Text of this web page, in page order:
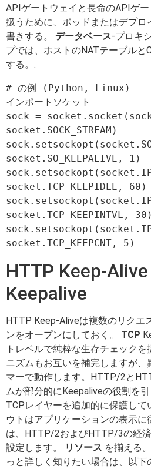
APIゲートウェイと長命のAPIゲ
扱うために、ポッドまたはデプロ
書きする。 データベース-プロキ
プでは、ホストのNATテーブルと
する。.
# の例 (Python, Linux)
インポートソケット
sock =
socket.SOCK_STREAM)
socket.SO_KEEPALIVE, 1)
socket.TCP_KEEPIDLE, 60)
socket.TCP_KEEPINTVL, 30)
HTTP Keep-
Keepalive
HTTP Keep-Aliveは複数のリクエ
ンをオープンにしておく。 TCP
トレベルで純粋な生存チェック
ニズムもお互いを補完しますが、
マーで動作します。HTTP/2と
ムが部分的にKeepaliveの役割を
TCPレイヤーを追加的に保護し
ウトはアプリケーションの表示
は、HTTP/2およびHTTP/3の経
設定します。
リソース を揃える
っと詳しく知りたい場合は、以下